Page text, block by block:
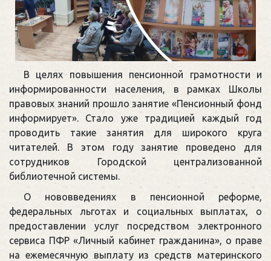
В целях повышения пенсионной грамотности и
информированности населения, в рамках Школы
правовых знаний прошло занятие «Пенсионный фонд
информирует». Стало уже традицией каждый год
проводить такие занятия для широкого круга
читателей. В этом году занятие проведено для
сотрудников Городской централизованной
библиотечной системы.
О нововведениях в пенсионной реформе,
федеральных льготах и социальных выплатах, о
предоставлении услуг посредством электронного
сервиса ПФР «Личный кабинет гражданина», о праве
на ежемесячную выплату из средств материнского